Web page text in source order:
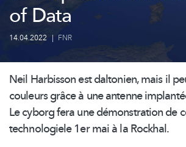
of Data
14.04.2022 | FNR
Neil Harbisson est daltonien, mais il
couleurs grâce à une antenne
Le cyborg fera unedémonstration de
technologiele 1er mai à la Rockhal.